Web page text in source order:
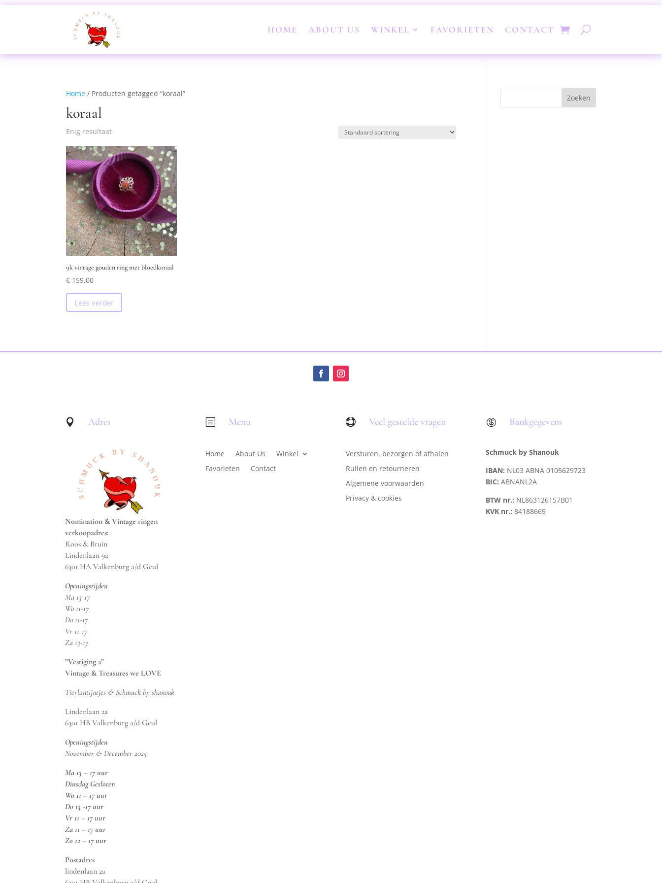
HOME ABOUT US WINKEL FAVORIETEN CONTACT
Home / Producten getagged “koraal”
koraal
Enig resultaat
9k vintage gouden ring met bloedkoraal
€ 159,00
Lees verder
 Adres
Nomination & Vintage ringen
verkoopadres:
Roos & Bruin
Lindenlaan 9a
6301 HA Valkenburg a/d Geul
Openingstijden
Ma 13-17
Wo 11-17
Do 11-17
Vr 11-17
Za 13-17
”Vestiging 2”
Vintage & Treasures we LOVE
Tierlantijntjes & Schmuck by shanouk
Lindenlaan 2a
6301 HB Valkenburg a/d Geul
Openingstijden
November & December 2025
Ma 13 – 17 uur
Dinsdag Gesloten
Wo 11 – 17 uur
Do 13 -17 uur
Vr 11 – 17 uur
Za 11 – 17 uur
Zo 12 – 17 uur
Postadres
lindenlaan 2a
b Menu
Home About Us
Winkel
Favorieten
Contact
 Veel gestelde vragen
Versturen, bezorgen of afhalen
Ruilen en retourneren
Algemene voorwaarden
Privacy & cookies
 Bankgegevens
Schmuck by Shanouk
IBAN: NL03 ABNA 0105629723
BIC: ABNANL2A
BTW nr.: NL863126157B01
KVK nr.:84188669